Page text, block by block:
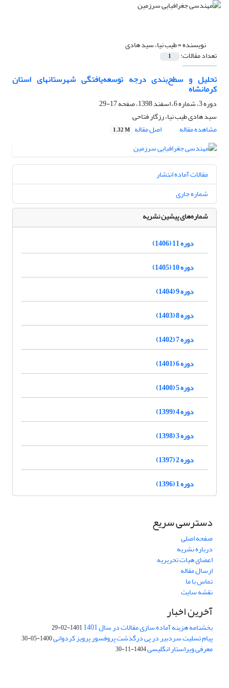
نویسنده =طیب نیا، سید هادی
تعداد مقالات: 1
تحلیل و سطح‌بندی درجه توسعه‌یافتگی شهرستانهای استان
کرمانشاه
دوره 3، شماره 6، اسفند 1398، صفحه
17-29
سید هادی طیب نیا، رزگار فتاحی
مشاهده مقاله
اصل مقاله 1.32 M
مقالات آماده انتشار
شماره جاری
شماره‌های پیشین نشریه
دوره 11 (1406)
دوره 10 (1405)
دوره 9 (1404)
دوره 8 (1403)
دوره 7 (1402)
دوره 6 (1401)
دوره 5 (1400)
دوره 4 (1399)
دوره 3 (1398)
دوره 2 (1397)
دوره 1 (1396)
دسترسی سریع
صفحه اصلی
درباره نشریه
اعضای هیات تحریریه
ارسال مقاله
تماس با ما
نقشه سایت
آخرین اخبار
بخشنامه هزینه آماده سازی مقالات در سال 1401 1401-02-29
پیام تسلیت سردبیر در پی درگذشت پروفسور پرویز کردوانی1400-05-30
معرفی ویراستار انگلیسی1404-11-30